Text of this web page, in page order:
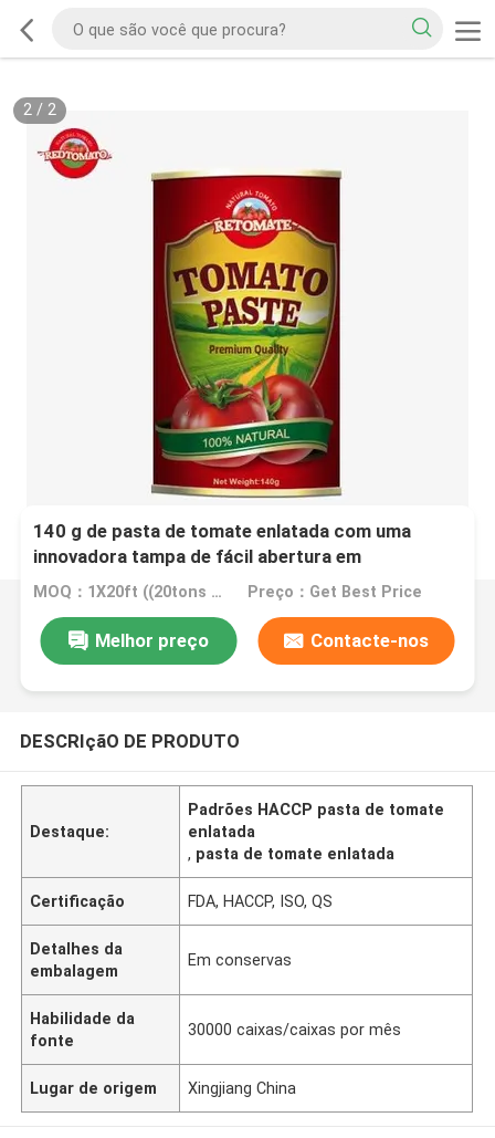
2/ 2
140 g de pasta de tomate enlatada com uma
innovadora tampa de fácil abertura em
conformidade com as normas HACCP
MOQ：1X20ft ((20tons por 20ft) Preço：Get Best Price
Melhor preço Contacte-nos
DESCRIçãO DE PRODUTO
Destaque:
Padrões HACCP pasta de tomate
enlatada
, pasta de tomate enlatada
Certificação FDA, HACCP, ISO, QS
Detalhes da
embalagem
Em conservas
Habilidade da
fonte
30000 caixas/caixas por mês
Lugar de origem Xingjiang China